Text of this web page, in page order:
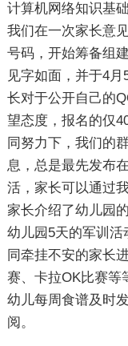
计算机网络知识基
我们在一次家长意
号码，开始筹备组
见字如面，并于4
长对于公开自己的
望态度，报名的仅
同努力下，我们的
息，总是最先发布
活，家长可以通过
家长介绍了幼儿园
幼儿园5天的军训
同牵挂不安的家长
赛、卡拉OK比赛等
幼儿每周食谱及时
阅。